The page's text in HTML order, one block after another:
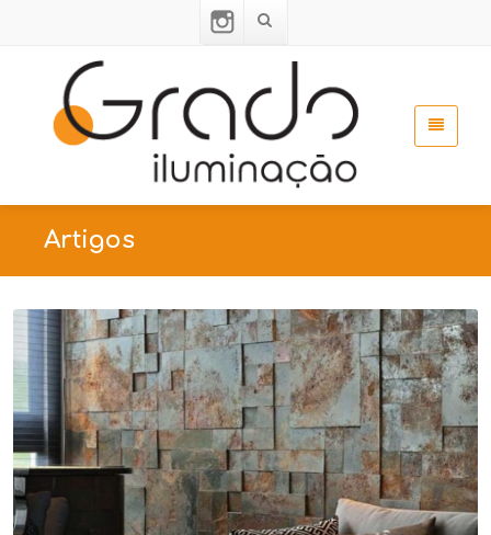
Artigos